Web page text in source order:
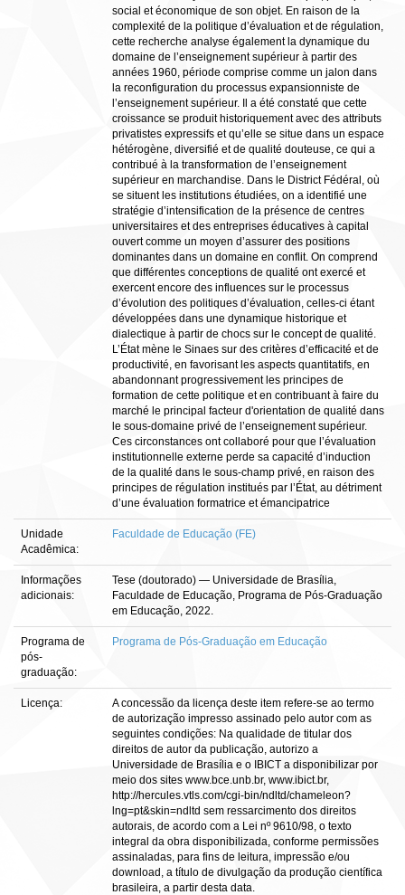
social et économique de son objet. En raison de la
complexité de la politique d’évaluation et de régulation,
cette recherche analyse également la dynamique du
domaine de l’enseignement supérieur à partir des
années 1960, période comprise comme un jalon dans
la reconfiguration du processus expansionniste de
l’enseignement supérieur. Il a été constaté que cette
croissance se produit historiquement avec des attributs
privatistes expressifs et qu’elle se situe dans un espace
hétérogène, diversifié et de qualité douteuse, ce qui a
contribué à la transformation de l’enseignement
supérieur en marchandise. Dans le District Fédéral, où
se situent les institutions étudiées, on a identifié une
stratégie d’intensification de la présence de centres
universitaires et des entreprises éducatives à capital
ouvert comme un moyen d’assurer des positions
dominantes dans un domaine en conflit. On comprend
que différentes conceptions de qualité ont exercé et
exercent encore des influences sur le processus
d’évolution des politiques d’évaluation, celles-ci étant
développées dans une dynamique historique et
dialectique à partir de chocs sur le concept de qualité.
L’État mène le Sinaes sur des critères d’efficacité et de
productivité, en favorisant les aspects quantitatifs, en
abandonnant progressivement les principes de
formation de cette politique et en contribuant à faire du
marché le principal facteur d'orientation de qualité dans
le sous-domaine privé de l’enseignement supérieur.
Ces circonstances ont collaboré pour que l’évaluation
institutionnelle externe perde sa capacité d’induction
de la qualité dans le sous-champ privé, en raison des
principes de régulation institués par l’État, au détriment
d’une évaluation formatrice et émancipatrice
Unidade
Acadêmica:
Faculdade de Educação (FE)
Informações
adicionais:
Tese (doutorado) — Universidade de Brasília,
Faculdade de Educação, Programa de Pós-Graduação
em Educação, 2022.
Programa de
pós-
graduação:
Programa de Pós-Graduação em Educação
Licença:
A concessão da licença deste item refere-se ao termo
de autorização impresso assinado pelo autor com as
seguintes condições: Na qualidade de titular dos
direitos de autor da publicação, autorizo a
Universidade de Brasília e o IBICT a disponibilizar por
meio dos sites www.bce.unb.br, www.ibict.br,
http://hercules.vtls.com/cgi-bin/ndltd/chameleon?
lng=pt&skin=ndltd sem ressarcimento dos direitos
autorais, de acordo com a Lei nº 9610/98, o texto
integral da obra disponibilizada, conforme permissões
assinaladas, para fins de leitura, impressão e/ou
download, a título de divulgação da produção científica
brasileira, a partir desta data.